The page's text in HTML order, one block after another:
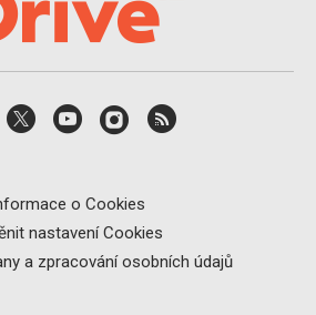
o Cookies
nastavení Cookies
a zpracování osobních údajů